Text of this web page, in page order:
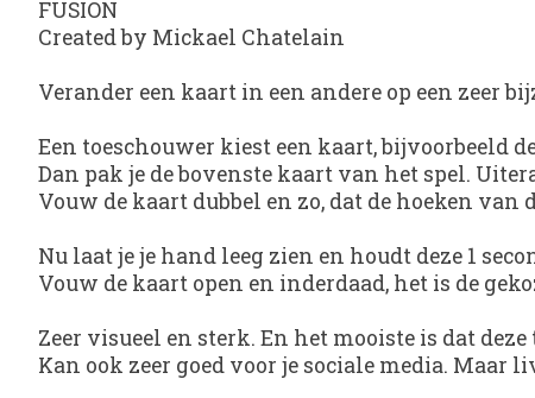
FUSION
Created by Mickael Chatelain
Verander een kaart in een andere op een zeer
Een toeschouwer kiest een kaart, bijvoorbeeld
Dan pak je de bovenste kaart van het spel.
Vouw de kaart dubbel en zo, dat de hoeken
Nu laat je je hand leeg zien en houdt deze 1
Vouw de kaart open en inderdaad, het is de
Zeer visueel en sterk. En het mooiste is dat
Kan ook zeer goed voor je sociale media. Maar